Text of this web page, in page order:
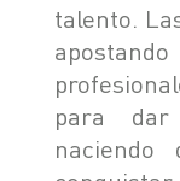
talento.
para
naciendo